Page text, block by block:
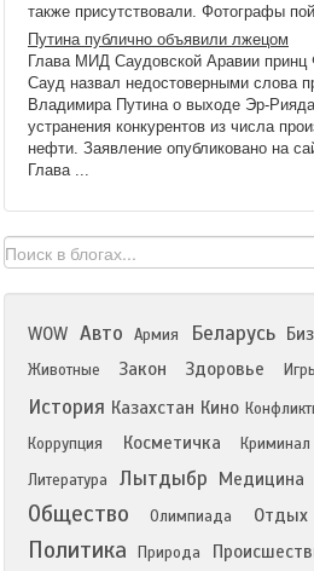
также присутствовали. Фотографы
Путина публично объявили лжецом
Глава МИД Саудовской Аравии
Сауд назвал недостоверными слова
Владимира Путина о выходе Эр-
устранения конкурентов из числа
нефти. Заявление опубликовано на
Глава ...
WOW Авто Армия Беларусь
Животные
Закон Здоровье
История Казахстан Кино
Коррупция Косметичка Криминал
Литература Лытдыбр Медицина
Общество Олимпиада Отдых
Политика Природа